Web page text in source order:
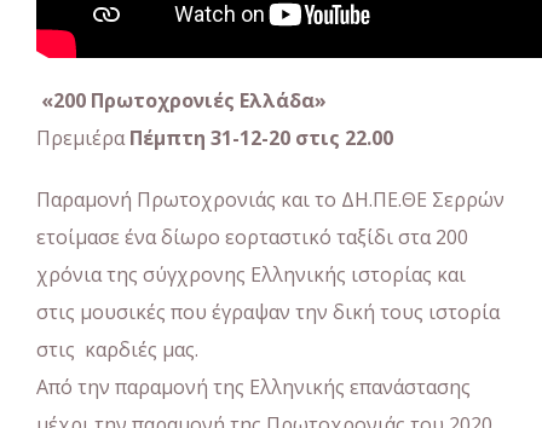
«200 Πρωτοχρονιές Ελλάδα»
ΠρεμιέραΠέμπτη 31-12-20 στις 22.00
Παραμονή Πρωτοχρονιάς και το ΔΗ.ΠΕ.ΘΕ Σερρών
ετοίμασε ένα δίωρο εορταστικό ταξίδι στα 200
χρόνια της σύγχρονης Ελληνικής ιστορίας και
στις μουσικές που έγραψαν την δική τους ιστορία
στις καρδιές μας.
Από την παραμονή της Ελληνικής επανάστασης